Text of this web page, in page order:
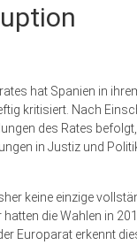
hat Spanien in
kritisiert. Nach
des Rates
in Justiz und
keine einzige
die Wahlen in
Europarat erkennt